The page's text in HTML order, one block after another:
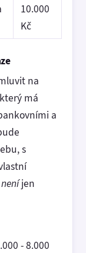
10.000
Kč
na
má
a
s
neníjen
- 8.000